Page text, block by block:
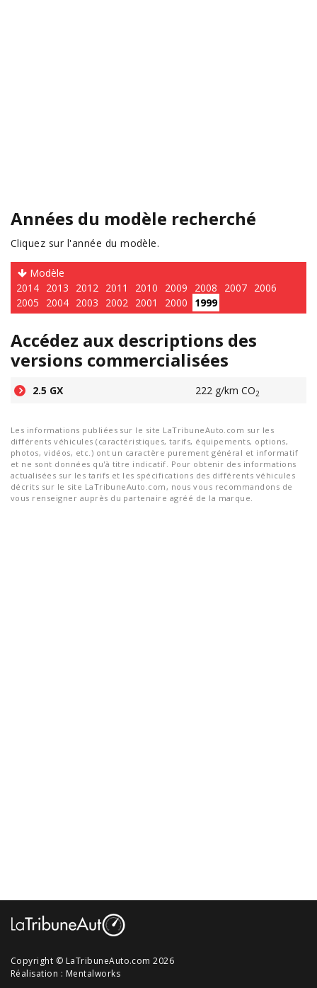
Années du modèle recherché
Cliquez sur l'année du modèle.
Modèle
2014 2013 2012 2011 2010 2009 2008 2007 2006
2005
2004 2003 2002 2001 2000 1999
Accédez aux descriptions des
versions commercialisées
2.5 GX 222 g/km CO2
Les informations publiées sur le site LaTribuneAuto.com sur les
différents véhicules (caractéristiques, tarifs, équipements, options,
photos, vidéos, etc.) ont un caractère purement général et informatif
et ne sont données qu'à titre indicatif. Pour obtenir des informations
actualisées sur les tarifs et les spécifications des différents véhicules
décrits sur le site LaTribuneAuto.com, nous vous recommandons de
vous renseigner auprès du partenaire agréé de la marque.
Copyright © LaTribuneAuto.com 2026
Réalisation : Mentalworks